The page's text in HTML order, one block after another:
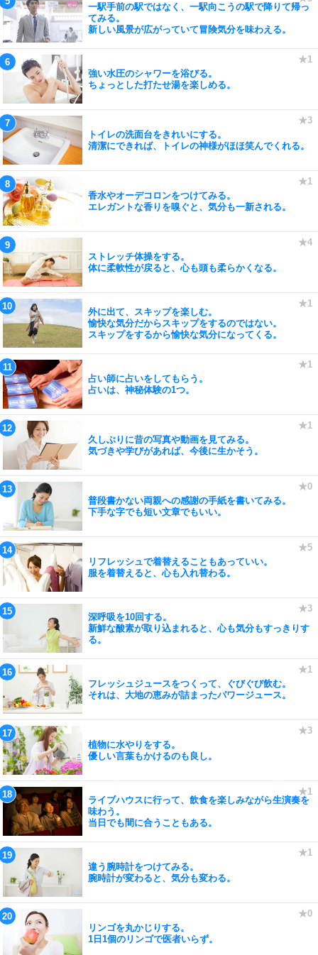
一駅手前の駅ではなく、一駅向こうの駅で降りて帰っ
てみる。
新しい風景が広がっていて冒険気分を味わえる。
強い水圧のシャワーを浴びる。
ちょっとした打たせ湯を楽しめる。
トイレの洗面台をきれいにする。
清潔にできれば、トイレの神様がほほ笑んでくれる。
香水やオーデコロンをつけてみる。
エレガントな香りを嗅ぐと、気分も一新される。
ストレッチ体操をする。
体に柔軟性が戻ると、心も頭も柔らかくなる。
外に出て、スキップを楽しむ。
愉快な気分だからスキップをするのではない。
スキップをするから愉快な気分になってくる。
占い師に占いをしてもらう。
占いは、神秘体験の1つ。
久しぶりに昔の写真や動画を見てみる。
気づきや学びがあれば、今後に生かそう。
普段書かない両親への感謝の手紙を書いてみる。
下手な字でも短い文章でもいい。
リフレッシュで着替えることもあっていい。
服を着替えると、心も入れ替わる。
深呼吸を10回する。
新鮮な酸素が取り込まれると、心も気分もすっきりす
る。
フレッシュジュースをつくって、ぐびぐび飲む。
それは、大地の恵みが詰まったパワージュース。
植物に水やりをする。
優しい言葉もかけるのも良し。
ライブハウスに行って、飲食を楽しみながら生演奏を
味わう。
当日でも間に合うこともある。
違う腕時計をつけてみる。
腕時計が変わると、気分も変わる。
リンゴを丸かじりする。
1日1個のリンゴで医者いらず。